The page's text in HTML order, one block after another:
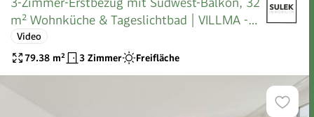
m² Wohnküche & Tageslichtbad | VILLMA -
Top 2
Video
79.38 m² 3 Zimmer Freifläche